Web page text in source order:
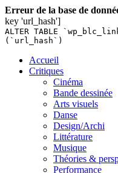
Erreur de la base de
key 'url_hash']
ALTER TABLE
(`url_hash`)
Skip
Accueil
Critiques
Cinéma
Bande dessinée
Arts visuels
Danse
Design/Archi
Littérature
Musique
Théories &
Performance